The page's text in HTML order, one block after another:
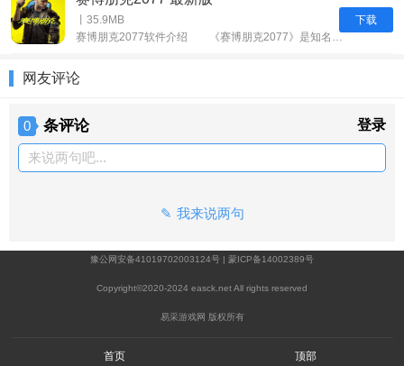
下载
丨35.9MB
赛博朋克2077软件介绍 《赛博朋克2077》是知名游戏《巫师》系列开发商CDProjektRED(简称CDPR)开发制作的一款角色扮演游戏。故事设定在黑暗腐败、科技高度发达的未来世界中，并且兼有开放世界元素与RPG机制。 在《赛博朋克2077》中，玩家被丢入
网友评论
0 条评论 登录
来说两句吧...
我来说两句
豫公网安备41019702003124号 | 蒙ICP备14002389号
Copyright©2020-2024 easck.net All rights reserved
易采游戏网 版权所有
首页 顶部